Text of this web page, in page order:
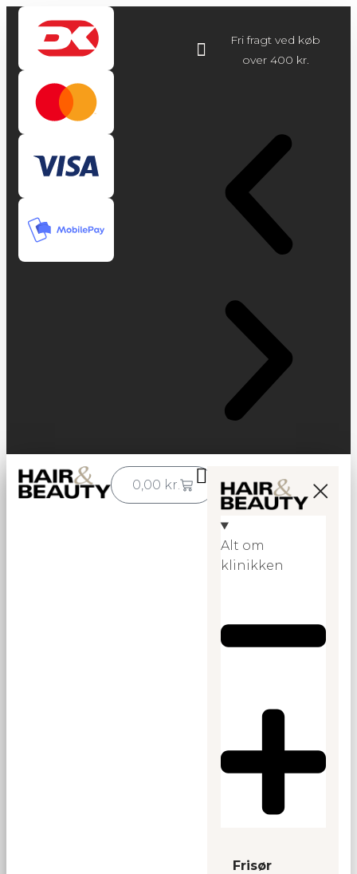
Fri fragt ved køb
over 400 kr.
0,00 kr.
Alt om
klinikken
Frisør